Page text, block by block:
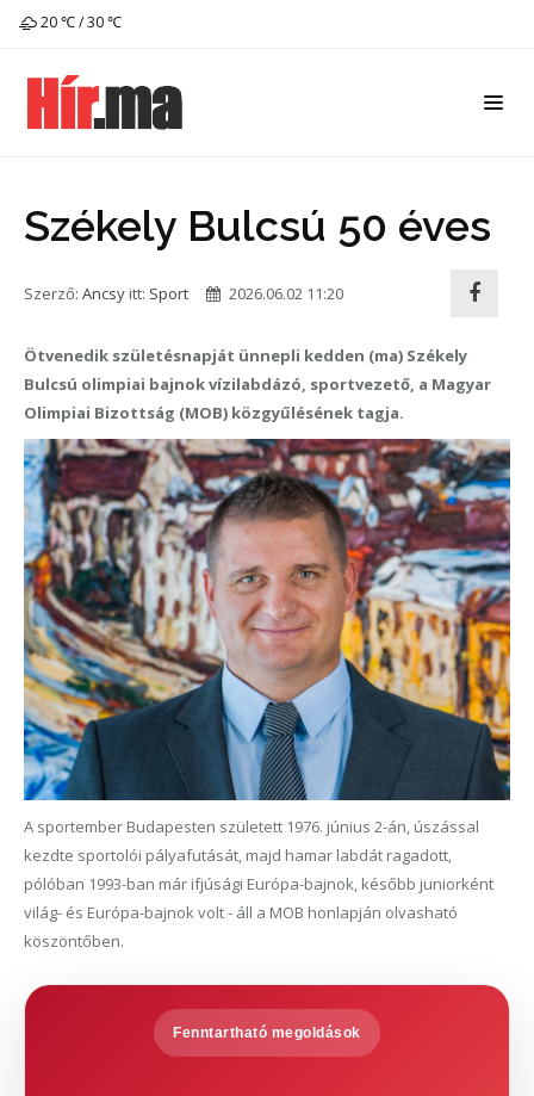
20 ℃ / 30 ℃
Székely Bulcsú 50 éves
Szerző: Ancsy itt: Sport 2026.06.02 11:20
Ötvenedik születésnapját ünnepli kedden (ma) Székely
Bulcsú olimpiai bajnok vízilabdázó, sportvezető, a Magyar
Olimpiai Bizottság (MOB) közgyűlésének tagja.
A sportember Budapesten született 1976. június 2-án, úszással
kezdte sportolói pályafutását, majd hamar labdát ragadott,
pólóban 1993-ban már ifjúsági Európa-bajnok, később juniorként
világ- és Európa-bajnok volt - áll a MOB honlapján olvasható
köszöntőben.
Fenntartható megoldások